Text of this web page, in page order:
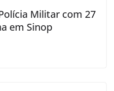
Militar com 27
em Sinop